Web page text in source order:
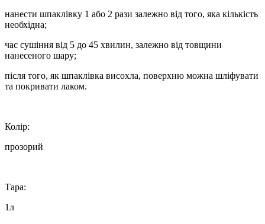
нанести шпаклівку 1 або 2 рази залежно від того, яка кількість
необхідна;
час сушіння від 5 до 45 хвилин, залежно від товщини
нанесеного шару;
після того, як шпаклівка висохла, поверхню можна шліфувати
та покривати лаком.
Колір:
прозорий
Тара:
1л